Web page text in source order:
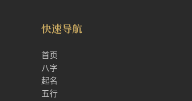
快速导航
首页
八字
起名
五行